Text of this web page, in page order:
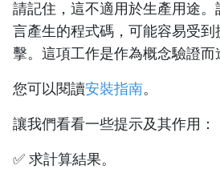
請記住，這不適用於生產用途
言產生的程式碼，可能容易受
擊。這項工作是作為概念驗證而
您可以閱讀安裝指南。
讓我們看看一些提示及其作用：
✅ 求計算結果。